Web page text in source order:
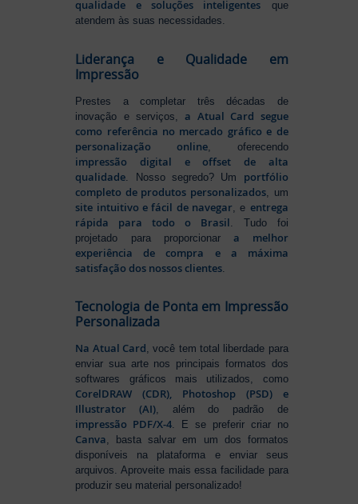
qualidade e soluções inteligentes que
atendem às suas necessidades.
Liderança e Qualidade em
Impressão
Prestes a completar três décadas de
inovação e serviços,a Atual Card segue
como referência no mercado gráfico e de
personalização online, oferecendo
impressão digital e offset de alta
qualidade . Nosso segredo? Um portfólio
completo de produtos personalizados , um
site intuitivo e fácil de navegar , e entrega
rápida para todo o Brasil . Tudo foi
projetado para proporcionara melhor
experiência de compra e a máxima
satisfação dos nossos clientes
Tecnologia de Ponta em Impressão
Personalizada
Na Atual Card, você tem total liberdade para
enviar sua arte nos principais formatos dos
softwares gráficos mais utilizados, como
CorelDRAW (CDR), Photoshop (PSD) e
Illustrator (AI), além do padrão de
impressão PDF/X-4. E se preferir criar no
Canva, basta salvar em um dos formatos
disponíveis na plataforma e enviar seus
arquivos. Aproveite mais essa facilidade para
produzir seu material personalizado!